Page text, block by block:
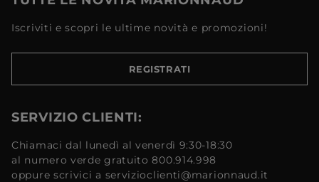
Iscriviti e scopri le ultime novità e promozioni!
REGISTRATI
SERVIZIO CLIENTI:
Chiamaci dal lunedì al venerdì 9:30-18:30
al numero verde gratuito 800.914.998
oppure scrivici a servizioclienti@marionnaud.it